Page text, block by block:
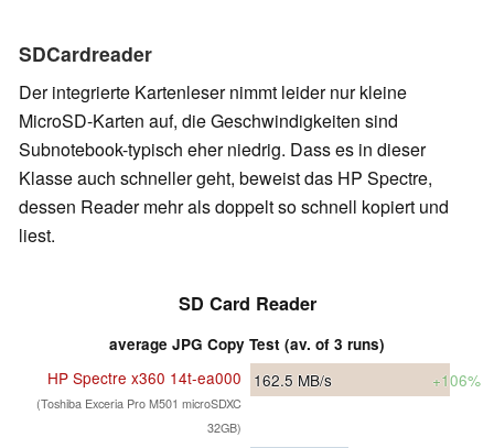
SDCardreader
Der integrierte Kartenleser nimmt leider nur kleine
MicroSD-Karten auf, die Geschwindigkeiten sind
Subnotebook-typisch eher niedrig. Dass es in dieser
Klasse auch schneller geht, beweist das HP Spectre,
dessen Reader mehr als doppelt so schnell kopiert und
liest.
SD Card Reader
average JPG Copy Test (av. of 3 runs)
HP Spectre x360 14t-ea000
(Toshiba Exceria Pro M501 microSDXC
32GB)
162.5 MB/s +106%